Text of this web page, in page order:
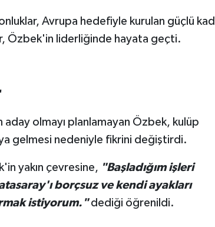
Avrupa hedefiyle kurulan güçlü
Özbek'in liderliğinde hayata geçti.
olmayı planlamayan Özbek, kulüp
gelmesi nedeniyle fikrini değiştirdi.
yakın çevresine, "Başladığım işleri
borçsuz ve kendi ayakları
istiyorum."dediği öğrenildi.